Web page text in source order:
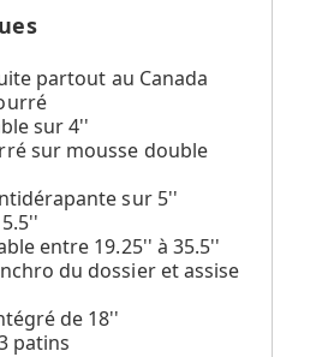
partout au Canada
sur 4''
sur mousse double
sur 5''
entre 19.25'' à 35.5''
du dossier et assise
de 18''
patins